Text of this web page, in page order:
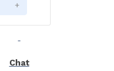
Chat